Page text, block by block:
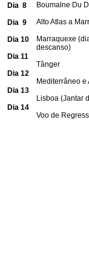
Dia 8
Dia 9
Dia 10
Dia 11
Dia 12
Dia 13
Dia 14
Boumalne Du
Alto Atlas a
Marraquexe
descanso)
Tânger
Mediterrâneo e
Lisboa (Jantar
Voo de